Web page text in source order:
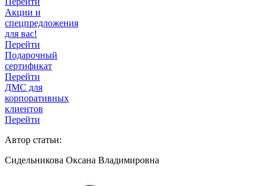
Акции и
спецпредложения
для вас!
Перейти
Подарочный
сертификат
Перейти
ДМС для
корпоративных
клиентов
Перейти
Автор статьи:
Сидельникова Оксана Владимировна